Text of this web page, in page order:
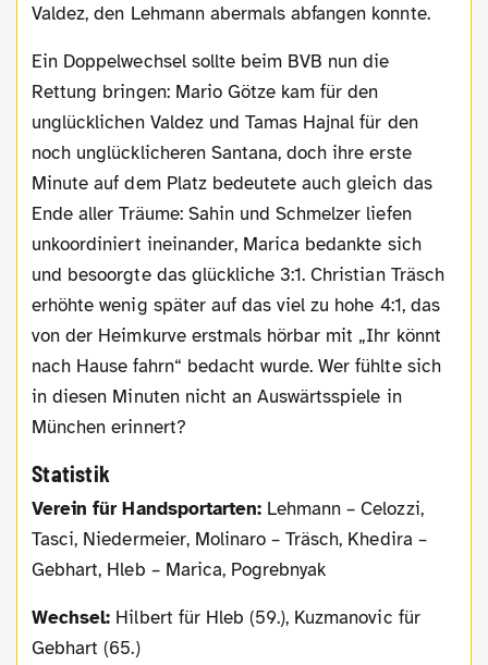
Valdez, den Lehmann abermals abfangen konnte.
Ein Doppelwechsel sollte beim BVB nun die
Rettung bringen: Mario Götze kam für den
unglücklichen Valdez und Tamas Hajnal für den
noch unglücklicheren Santana, doch ihre erste
Minute auf dem Platz bedeutete auch gleich das
Ende aller Träume: Sahin und Schmelzer liefen
unkoordiniert ineinander, Marica bedankte sich
und besoorgte das glückliche 3:1. Christian Träsch
erhöhte wenig später auf das viel zu hohe 4:1, das
von der Heimkurve erstmals hörbar mit „Ihr könnt
nach Hause fahrn“ bedacht wurde. Wer fühlte sich
in diesen Minuten nicht an Auswärtsspiele in
München erinnert?
Statistik
Verein für Handsportarten: Lehmann – Celozzi,
Tasci, Niedermeier, Molinaro – Träsch, Khedira –
Gebhart, Hleb – Marica, Pogrebnyak
Wechsel: Hilbert für Hleb (59.), Kuzmanovic für
Gebhart (65.)